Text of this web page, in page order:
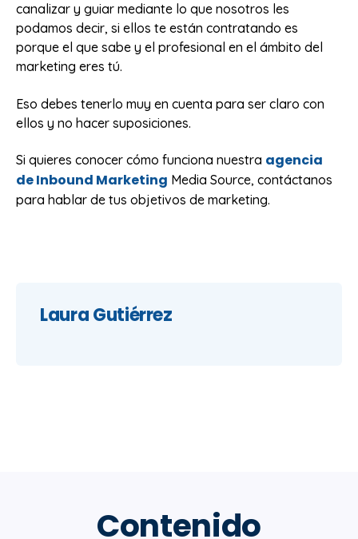
canalizar y guiar mediante lo que nosotros les
podamos decir, si ellos te están contratando es
porque el que sabe y el profesional en el ámbito del
marketing eres tú.
Eso debes tenerlo muy en cuenta para ser claro con
ellos y no hacer suposiciones.
Si quieres conocer cómo funciona nuestra agencia
de Inbound Marketing Media Source, contáctanos
para hablar de tus objetivos de marketing.
Laura Gutiérrez
Contenido